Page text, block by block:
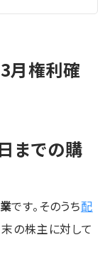
月権利確
までの購
です。そのうち配
の株主に対して